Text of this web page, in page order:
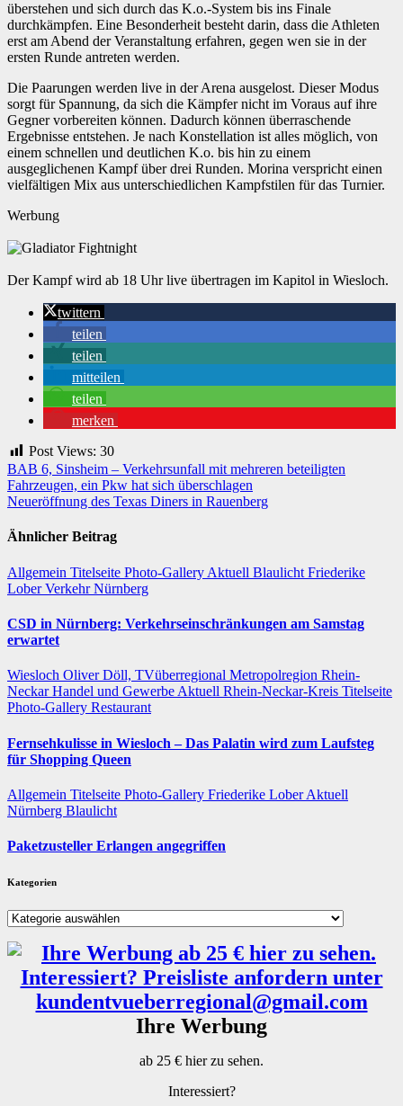
überstehen und sich durch das K.o.-System bis ins Finale
durchkämpfen. Eine Besonderheit besteht darin, dass die Athleten
erst am Abend der Veranstaltung erfahren, gegen wen sie in der
ersten Runde antreten werden.
Die Paarungen werden live in der Arena ausgelost. Dieser Modus
sorgt für Spannung, da sich die Kämpfer nicht im Voraus auf ihre
Gegner vorbereiten können. Dadurch können überraschende
Ergebnisse entstehen. Je nach Konstellation ist alles möglich, von
einem schnellen und deutlichen K.o. bis hin zu einem
ausgeglichenen Kampf über drei Runden. Morina verspricht einen
vielfältigen Mix aus unterschiedlichen Kampfstilen für das Turnier.
Werbung
Der Kampf wird ab 18 Uhr live übertragen im Kapitol in Wiesloch.
twittern
teilen
teilen
mitteilen
teilen
merken
Post Views: 30
Beitragsnavigation
BAB 6, Sinsheim – Verkehrsunfall mit mehreren beteiligten
Fahrzeugen, ein Pkw hat sich überschlagen
Neueröffnung des Texas Diners in Rauenberg
Ähnlicher Beitrag
Allgemein Titelseite Photo-Gallery Aktuell Blaulicht Friederike
LoberVerkehrNürnberg
CSD in Nürnberg: Verkehrseinschränkungen am Samstag
erwartet
Wiesloch Oliver Döll, TVüberregional Metropolregion Rhein-
Neckar Handel und Gewerbe Aktuell Rhein-Neckar-Kreis Titelseite
Photo-Gallery Restaurant
Fernsehkulisse in Wiesloch – Das Palatin wird zum Laufsteg
für Shopping Queen
Allgemein Titelseite Photo-Gallery Friederike LoberAktuell
Nürnberg Blaulicht
Paketzusteller Erlangen angegriffen
Kategorien
Kategorien
Ihre Werbung
ab 25 € hier zu sehen.
Interessiert?